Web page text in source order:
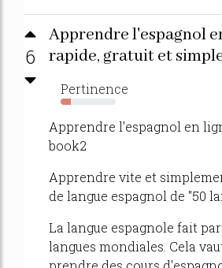
6
Apprendre l'espagnol
rapide, gratuit et simple
Pertinence
18%
Apprendre l'espagnol en
book2
Apprendre vite et
de langue espagnol de "50
La langue espagnole fait
langues mondiales. Cela